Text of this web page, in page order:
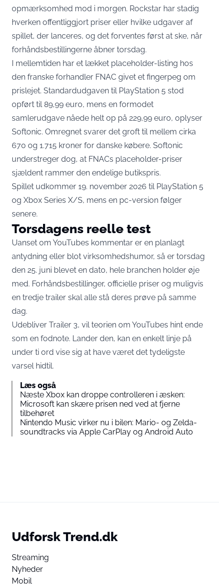
opmærksomhed mod i morgen. Rockstar har stadig
hverken offentliggjort priser eller hvilke udgaver af
spillet, der lanceres, og det forventes først at ske, når
forhåndsbestillingerne åbner torsdag.
I mellemtiden har et lækket placeholder-listing hos
den franske forhandler FNAC givet et fingerpeg om
prislejet. Standardudgaven til PlayStation 5 stod
opført til 89,99 euro, mens en formodet
samlerudgave nåede helt op på 229,99 euro, oplyser
Softonic. Omregnet svarer det groft til mellem cirka
670 og 1.715 kroner for danske købere. Softonic
understreger dog, at FNACs placeholder-priser
sjældent rammer den endelige butikspris.
Spillet udkommer 19. november 2026 til PlayStation 5
og Xbox Series X/S, mens en pc-version følger
senere.
Torsdagens reelle test
Uanset om YouTubes kommentar er en planlagt
antydning eller blot virksomhedshumor, så er torsdag
den 25. juni blevet en dato, hele branchen holder øje
med. Forhåndsbestillinger, officielle priser og muligvis
en tredje trailer skal alle stå deres prøve på samme
dag.
Udebliver Trailer 3, vil teorien om YouTubes hint ende
som en fodnote. Lander den, kan en enkelt linje på
under ti ord vise sig at have været det tydeligste
varsel hidtil.
Læs også
Næste Xbox kan droppe controlleren i æsken:
Microsoft kan skære prisen ned ved at fjerne
tilbehøret
Nintendo Music virker nu i bilen: Mario- og Zelda-
soundtracks via Apple CarPlay og Android Auto
Udforsk Trend.dk
Streaming
Nyheder
Mobil